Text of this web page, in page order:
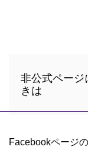
非公式ページ
きは
Facebookページ